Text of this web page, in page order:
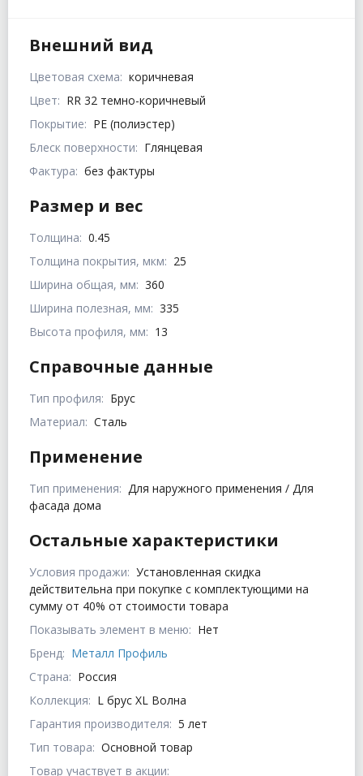
Внешний вид
Цветовая схема: коричневая
Цвет: RR 32 темно-коричневый
Покрытие: PE (полиэстер)
Блеск поверхности: Глянцевая
Фактура: без фактуры
Размер и вес
Толщина: 0.45
Толщина покрытия, мкм: 25
Ширина общая, мм: 360
Ширина полезная, мм: 335
Высота профиля, мм: 13
Справочные данные
Тип профиля: Брус
Материал: Сталь
Применение
Тип применения: Для наружного применения / Для
фасада дома
Остальные характеристики
Условия продажи: Установленная скидка
действительна при покупке с комплектующими на
сумму от 40% от стоимости товара
Показывать элемент в меню: Нет
Бренд: Металл Профиль
Страна: Россия
Коллекция: L брус XL Волна
Гарантия производителя: 5 лет
Тип товара: Основной товар
Товар участвует в акции: